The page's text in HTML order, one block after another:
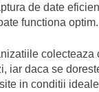
de date
functiona optim.
colecteaza
iar daca se
in conditii